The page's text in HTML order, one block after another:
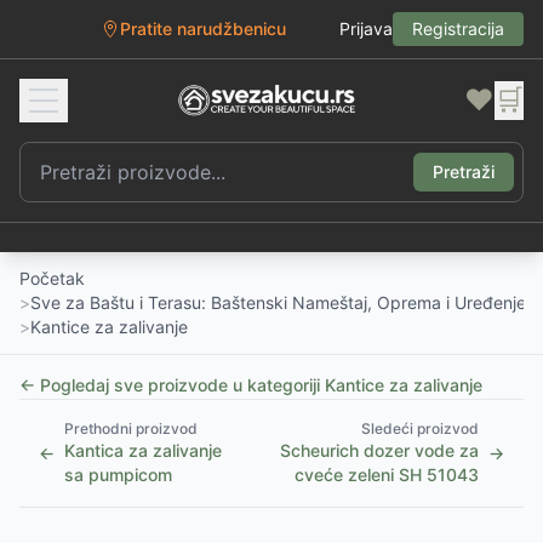
Pratite narudžbenicu Prijava Registracija
❤️ 🛒
Pretraži
Početak
>Sve za Baštu i Terasu: Baštenski Nameštaj, Oprema i Uređenje
>Kantice za zalivanje
← Pogledaj sve proizvode u kategoriji Kantice za zalivanje
←
Prethodni proizvod
Kantica za zalivanje
sa pumpicom
Sledeći proizvod
Scheurich dozer vode za
cveće zeleni SH 51043
→